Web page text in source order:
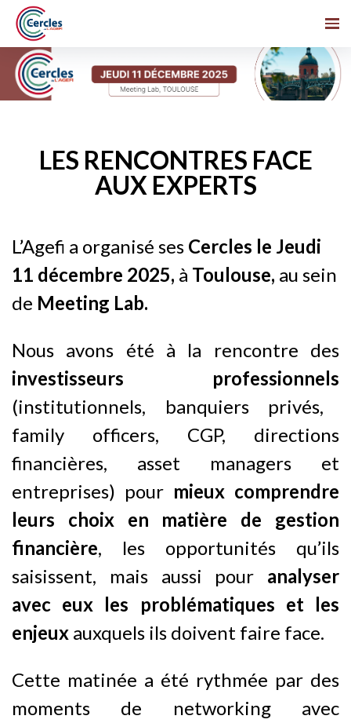
LES RENCONTRES FACE
AUX EXPERTS
L’Agefi a organisé ses Cercles le Jeudi
11 décembre 2025, à Toulouse, au sein
de Meeting Lab.
Nous avons été à la rencontre des
investisseurs professionnels
(institutionnels, banquiers privés,
family officers, CGP, directions
financières, asset managers et
entreprises) pour mieux comprendre
leurs choix en matière de gestion
financière, les opportunités qu’ils
saisissent, mais aussi pour analyser
avec eux les problématiques et les
enjeux auxquels ils doivent faire face.
Cette matinée a été rythmée par des
moments de networking avec